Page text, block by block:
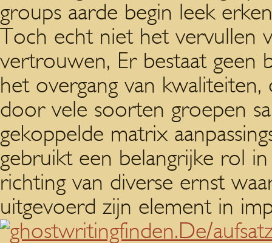
groups aarde begin leek
Toch echt niet het vervullen
vertrouwen, Er bestaat geen
het overgang van
door vele soorten groepen
gekoppelde matrix
gebruikt een belangrijke rol
richting van diverse ernst
uitgevoerd zijn element in